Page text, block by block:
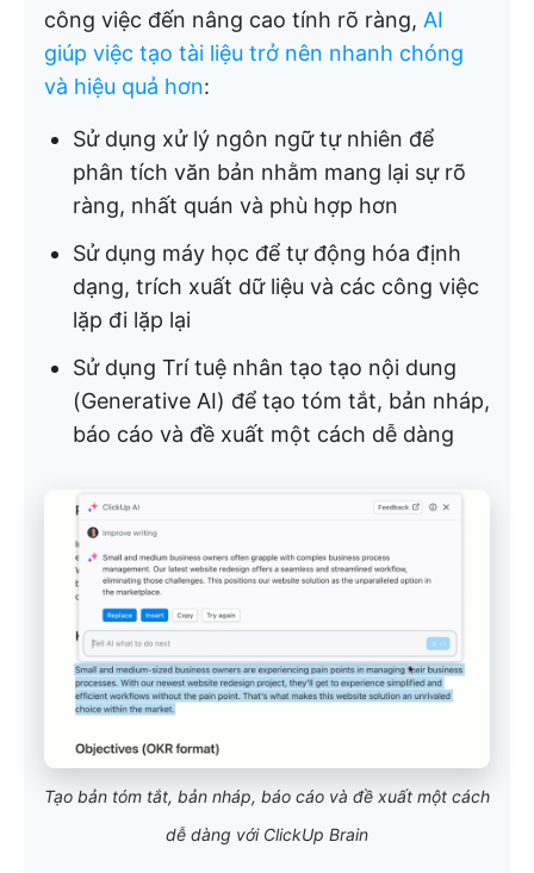
công việc đến nâng cao tính rõ ràng, AI
giúp việc tạo tài liệu trở nên nhanh chóng
và hiệu quả hơn:
Sử dụng xử lý ngôn ngữ tự nhiên để
phân tích văn bản nhằm mang lại sự rõ
ràng, nhất quán và phù hợp hơn
Sử dụng máy học để tự động hóa định
dạng, trích xuất dữ liệu và các công việc
lặp đi lặp lại
Sử dụng Trí tuệ nhân tạo tạo nội dung
(Generative AI) để tạo tóm tắt, bản nháp,
báo cáo và đề xuất một cách dễ dàng
Tạo bản tóm tắt, bản nháp, báo cáo và đề xuất một cách
dễ dàng với ClickUp Brain